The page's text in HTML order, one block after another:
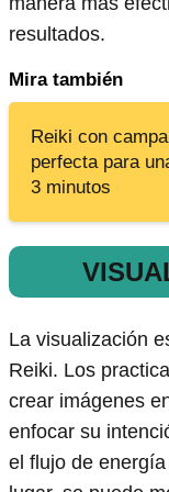
resultados.
Mira también
Reiki con
perfecta para
3 minutos
La visualización
Reiki. Los
crear imágenes
enfocar su
el flujo de